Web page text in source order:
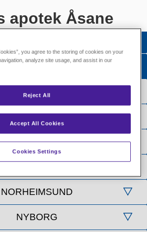
apotek Åsane
you agree to the storing of cookies on your
analyze site usage, and assist in our
Reject All
Accept All Cookies
Cookies Settings